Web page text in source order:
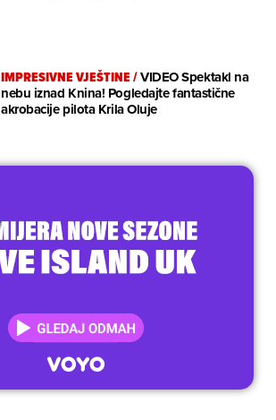
IMPRESIVNE VJEŠTINE/VIDEO Spektakl na
nebu iznad Knina! Pogledajte fantastične
akrobacije pilota Krila Oluje